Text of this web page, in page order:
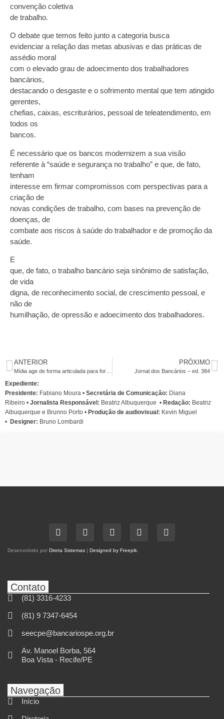
convenção coletiva
de trabalho.
O debate que temos feito junto a categoria busca
evidenciar a relação das metas abusivas e das práticas de
assédio moral
com o elevado grau de adoecimento dos trabalhadores
bancários,
destacando o desgaste e o sofrimento mental que tem atingido
gerentes,
chefias, caixas, escriturários, pessoal de teleatendimento, em
todos os
bancos.
É necessário que os bancos modernizem a sua visão
referente à “saúde e segurança no trabalho” e que, de fato,
tenham
interesse em firmar compromissos com perspectivas para a
criação de
novas condições de trabalho, com bases na prevenção de
doenças, de
combate aos riscos à saúde do trabalhador e de promoção da
saúde.
E
que, de fato, o trabalho bancário seja sinônimo de satisfação,
de vida
digna, de reconhecimento social, de crescimento pessoal, e
não de
humilhação, de opressão e adoecimento dos trabalhadores.
ANTERIOR
Mídia age de forma articulada para forçar um segundo turno
PRÓXIMO
Jornal dos Bancários – ed. 384
Expediente:
Presidente: Fabiano Moura • Secretária de Comunicação: Diana
Ribeiro • Jornalista Responsável: Beatriz Albuquerque • Redação: Beatriz
Albuquerque e Brunno Porto • Produção de audiovisual: Kevin Miguel
• Designer: Bruno Lombardi
Desenvolvido por Direta Sistemas | Designed by Freepik
Contato
(81) 3316-4233
(81) 9 7347-6454
seecpe@bancariospe.org.br
Av. Manoel Borba, 564
Boa Vista - Recife/PE
Navegação
Início